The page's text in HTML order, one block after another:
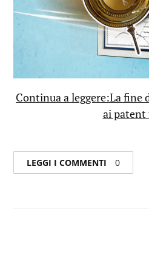
Continua a leggere:La
ai
LEGGI I COMMENTI 0